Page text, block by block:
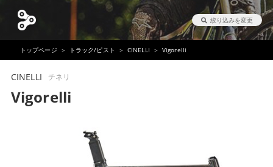
絞り込みを変更
トップページ トラック/ピスト CINELLI Vigorelli
CINELLI チネリ
Vigorelli